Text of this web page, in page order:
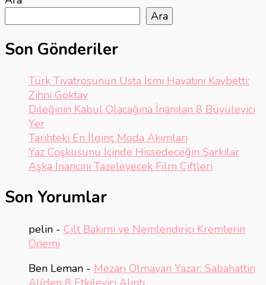
Ara
Son Gönderiler
Türk Tiyatrosunun Usta İsmi Hayatını Kaybetti:
Zihni Göktay
Dileğinin Kabul Olacağına İnanılan 8 Büyüleyici
Yer
Tarihteki En İlginç Moda Akımları
Yaz Coşkusunu İçinde Hissedeceğin Şarkılar
Aşka İnancını Tazeleyecek Film Çiftleri
Son Yorumlar
pelin - Cilt Bakımı ve Nemlendirici Kremlerin
Önemi
Ben Leman - Mezarı Olmayan Yazar: Sabahattin